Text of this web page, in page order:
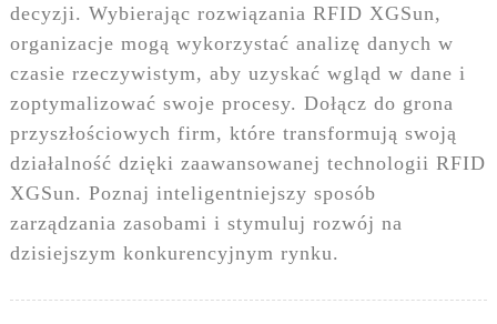
decyzji. Wybierając rozwiązania RFID XGSun,
organizacje mogą wykorzystać analizę danych w
czasie rzeczywistym, aby uzyskać wgląd w dane i
zoptymalizować swoje procesy. Dołącz do grona
przyszłościowych firm, które transformują swoją
działalność dzięki zaawansowanej technologii RFID
XGSun. Poznaj inteligentniejszy sposób
zarządzania zasobami i stymuluj rozwój na
dzisiejszym konkurencyjnym rynku.